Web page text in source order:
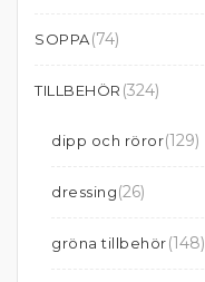
SOPPA(74)
TILLBEHÖR (324)
dipp och röror(129)
dressing(26)
gröna tillbehör(148)